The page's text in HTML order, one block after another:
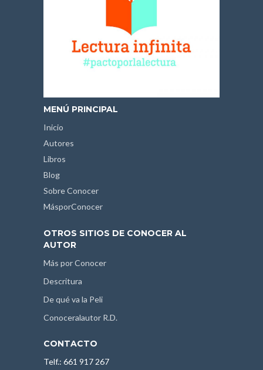
MENÚ PRINCIPAL
Inicio
Autores
Libros
Blog
Sobre Conocer
MásporConocer
OTROS SITIOS DE CONOCER AL
AUTOR
Más por Conocer
Descritura
De qué va la Peli
Conoceralautor R.D.
CONTACTO
Telf.: 661 917 267